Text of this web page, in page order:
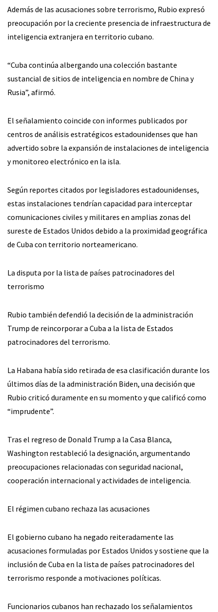
Además de las acusaciones sobre terrorismo, Rubio expresó
preocupación por la creciente presencia de infraestructura de
inteligencia extranjera en territorio cubano.
“Cuba continúa albergando una colección bastante
sustancial de sitios de inteligencia en nombre de China y
Rusia”, afirmó.
El señalamiento coincide con informes publicados por
centros de análisis estratégicos estadounidenses que han
advertido sobre la expansión de instalaciones de inteligencia
y monitoreo electrónico en la isla.
Según reportes citados por legisladores estadounidenses,
estas instalaciones tendrían capacidad para interceptar
comunicaciones civiles y militares en amplias zonas del
sureste de Estados Unidos debido a la proximidad geográfica
de Cuba con territorio norteamericano.
La disputa por la lista de países patrocinadores del
terrorismo
Rubio también defendió la decisión de la administración
Trump de reincorporar a Cuba a la lista de Estados
patrocinadores del terrorismo.
La Habana había sido retirada de esa clasificación durante los
últimos días de la administración Biden, una decisión que
Rubio criticó duramente en su momento y que calificó como
“imprudente”.
Tras el regreso de Donald Trump a la Casa Blanca,
Washington restableció la designación, argumentando
preocupaciones relacionadas con seguridad nacional,
cooperación internacional y actividades de inteligencia.
El régimen cubano rechaza las acusaciones
El gobierno cubano ha negado reiteradamente las
acusaciones formuladas por Estados Unidos y sostiene que la
inclusión de Cuba en la lista de países patrocinadores del
terrorismo responde a motivaciones políticas.
Funcionarios cubanos han rechazado los señalamientos